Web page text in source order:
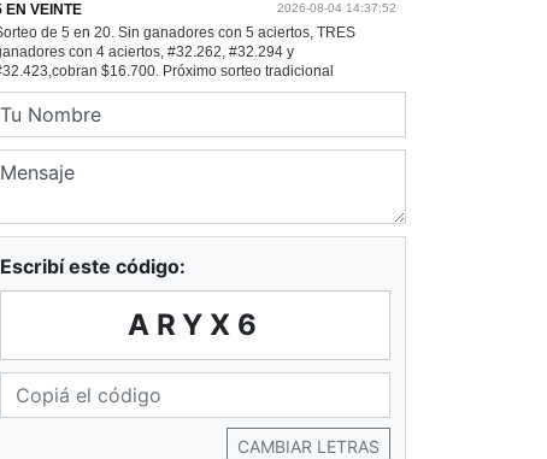
Escribí este código:
ARYX6
CAMBIAR LETRAS